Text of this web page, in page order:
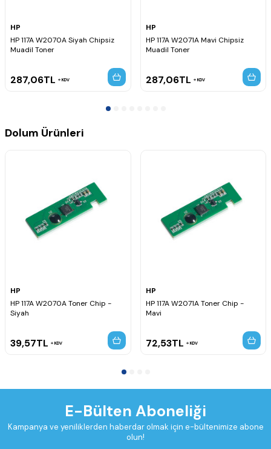
HP
HP 117A W2070A Siyah Chipsiz
Muadil Toner
287,06TL KDV
HP
HP 117A W2071A Mavi Chipsiz
Muadil Toner
287,06TL KDV
Dolum Ürünleri
HP
HP 117A W2070A Toner Chip -
Siyah
39,57TL KDV
HP
HP 117A W2071A Toner Chip -
Mavi
72,53TL KDV
E-Bülten Aboneliği
Kampanya ve yeniliklerden haberdar olmak için e-bültenimize abone
olun!